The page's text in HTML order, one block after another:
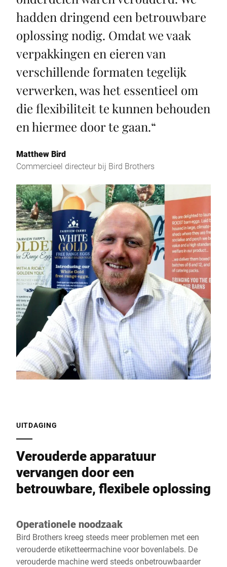
hadden dringend een betrouwbare
oplossing nodig. Omdat we vaak
verpakkingen en eieren van
verschillende formaten tegelijk
verwerken, was het essentieel om
die flexibiliteit te kunnen behouden
en hiermee door te gaan.“
Matthew Bird
Commercieel directeur bij Bird Brothers
UITDAGING
Verouderde apparatuur
vervangen door een
betrouwbare, flexibele oplossing
Operationele noodzaak
Bird Brothers kreeg steeds meer problemen met een
verouderde etiketteermachine voor bovenlabels. De
verouderde machine werd steeds onbetrouwbaarder